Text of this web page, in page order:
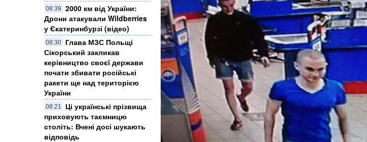
08:39
2000 км від України:
Дрони атакували Wildberries
у Єкатеринбурзі (відео)
08:30
Глава МЗС Польщі
Сікорський закликав
керівництво своєї держави
почати збивати російські
ракети ще над територією
України
08:21
Ці українські прізвища
приховують таємницю
століть: Вчені досі шукають
відповідь